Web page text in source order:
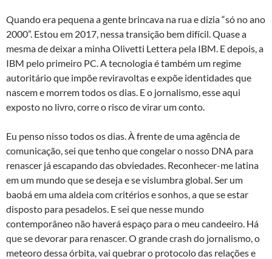
Quando era pequena a gente brincava na rua e dizia “só no ano
2000”. Estou em 2017, nessa transição bem difícil. Quase a
mesma de deixar a minha Olivetti Lettera pela IBM. E depois, a
IBM pelo primeiro PC. A tecnologia é também um regime
autoritário que impõe reviravoltas e expõe identidades que
nascem e morrem todos os dias. E o jornalismo, esse aqui
exposto no livro, corre o risco de virar um conto.
Eu penso nisso todos os dias. À frente de uma agência de
comunicação, sei que tenho que congelar o nosso DNA para
renascer já escapando das obviedades. Reconhecer-me latina
em um mundo que se deseja e se vislumbra global. Ser um
baobá em uma aldeia com critérios e sonhos, a que se estar
disposto para pesadelos. E sei que nesse mundo
contemporâneo não haverá espaço para o meu candeeiro. Há
que se devorar para renascer. O grande crash do jornalismo, o
meteoro dessa órbita, vai quebrar o protocolo das relações e